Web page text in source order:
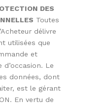
DES
Toutes
délivre
utilisées que
et
d’occasion. Le
données, dont
est le gérant
En vertu de